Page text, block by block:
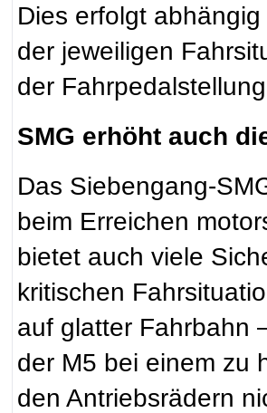
Dies erfolgt
der jeweiligen
der
SMG erhöht auch
Das Siebengang-
beim Erreichen
bietet auch viele
kritischen
auf glatter Fahrbahn
der M5 bei einem zu
den Antriebsrädern